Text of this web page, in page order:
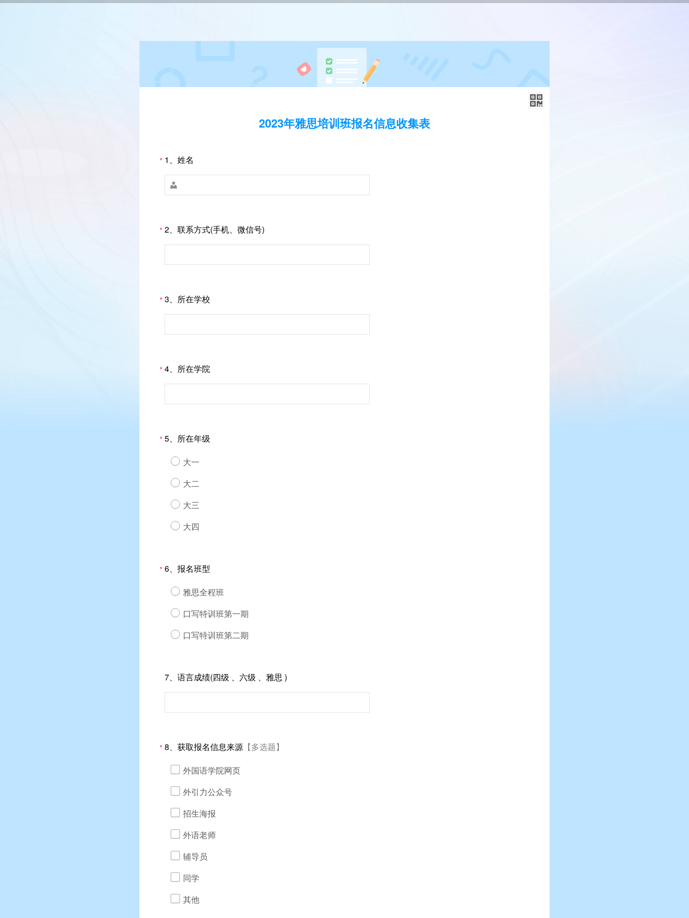
2023年雅思培训班报名信息收集表
* 1、姓名

*2、联系方式(手机、微信号)
*3、所在学校
*4、所在学院
*5、所在年级
大一
大二
大三
大四
*6、报名班型
雅思全程班
口写特训班第一期
口写特训班第二期
7、语言成绩(四级 、六级 、雅思 )
*8、获取报名信息来源 【多选题】
外国语学院网页
外引力公众号
招生海报
外语老师
辅导员
同学
其他